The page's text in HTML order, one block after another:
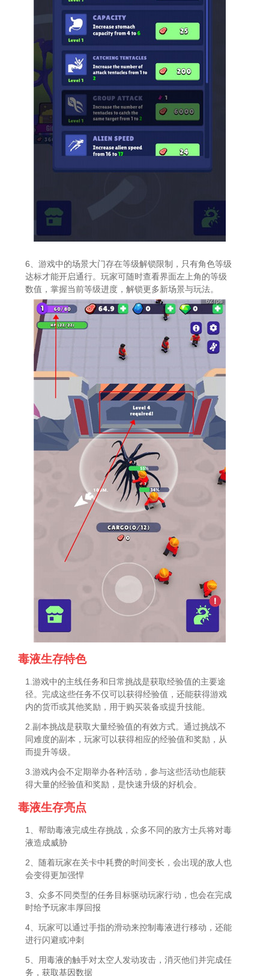
6、游戏中的场景大门存在等级解锁限制，只有角色等级
达标才能开启通行。玩家可随时查看界面左上角的等级
数值，掌握当前等级进度，解锁更多新场景与玩法。
毒液生存特色
1.游戏中的主线任务和日常挑战是获取经验值的主要途
径。完成这些任务不仅可以获得经验值，还能获得游戏
内的货币或其他奖励，用于购买装备或提升技能。
2.副本挑战是获取大量经验值的有效方式。通过挑战不
同难度的副本，玩家可以获得相应的经验值和奖励，从
而提升等级。
3.游戏内会不定期举办各种活动，参与这些活动也能获
得大量的经验值和奖励，是快速升级的好机会。
毒液生存亮点
1、帮助毒液完成生存挑战，众多不同的敌方士兵将对毒
液造成威胁
2、随着玩家在关卡中耗费的时间变长，会出现的敌人也
会变得更加强悍
3、众多不同类型的任务目标驱动玩家行动，也会在完成
时给予玩家丰厚回报
4、玩家可以通过手指的滑动来控制毒液进行移动，还能
进行闪避或冲刺
5、用毒液的触手对太空人发动攻击，消灭他们并完成任
务，获取基因数据